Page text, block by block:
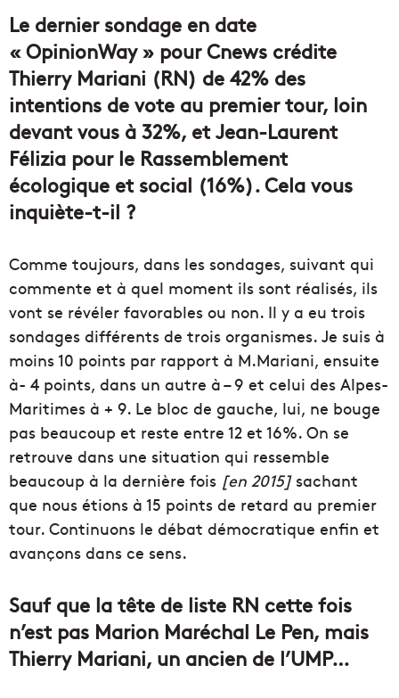
Le dernier sondage en date
«OpinionWay» pour Cnews crédite
Thierry Mariani (RN) de 42% des
intentions de vote au premier tour, loin
devant vous à 32%, et Jean-Laurent
Félizia pour le Rassemblement
écologique et social (16%). Cela vous
inquiète-t-il ?
Comme toujours, dans les sondages, suivant qui
commente et à quel moment ils sont réalisés, ils
vont se révéler favorables ou non. Il y a eu trois
sondages différents de trois organismes. Je suis à
moins 10 points par rapport à M.Mariani, ensuite
à- 4 points, dans un autre à – 9 et celui des Alpes-
Maritimes à + 9. Le bloc de gauche, lui, ne bouge
pas beaucoup et reste entre 12 et 16%. On se
retrouve dans une situation qui ressemble
beaucoup à la dernière fois [en 2015]sachant
que nous étions à 15 points de retard au premier
tour. Continuons le débat démocratique enfin et
avançons dans ce sens.
Sauf que la tête de liste RN cette fois
n’est pas Marion Maréchal Le Pen, mais
Thierry Mariani, un ancien de l’UMP…